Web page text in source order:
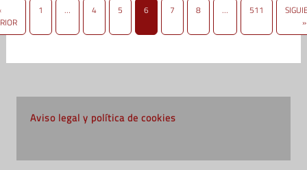
1 … 4 5 6 7 8 … 511
»
Aviso legal y política de cookies